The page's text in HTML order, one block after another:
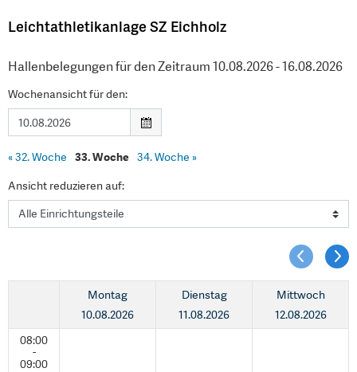
Leichtathletikanlage SZ Eichholz
Hallenbelegungen für den Zeitraum 10.08.2026 - 16.08.2026
Wochenansicht für den:
«32. Woche 33. Woche 34. Woche »
Ansicht reduzieren auf:
08:00
-
09:00
Montag
10.08.2026
Dienstag
11.08.2026
Mittwoch
12.08.2026